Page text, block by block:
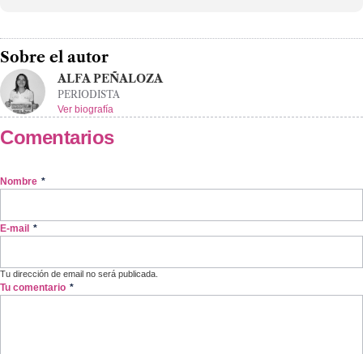
Sobre el autor
ALFA PEÑALOZA
PERIODISTA
Ver biografía
Comentarios
Nombre *
E-mail *
Tu dirección de email no será publicada.
Tu comentario *